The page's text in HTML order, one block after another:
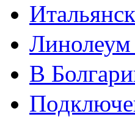
Линолеум
В